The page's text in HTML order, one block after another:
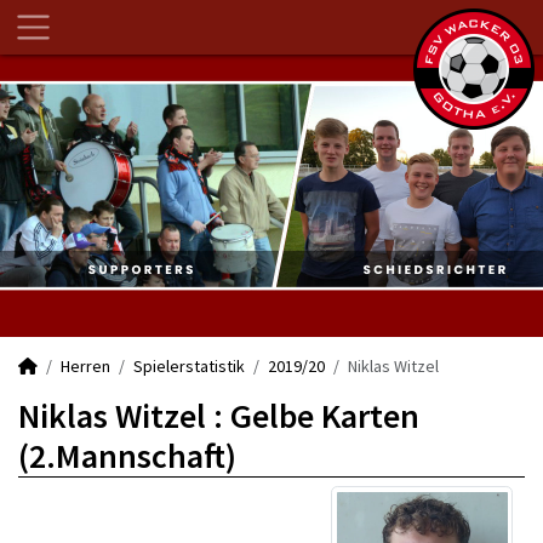
Herren Spielerstatistik 2019/20 Niklas Witzel
Niklas Witzel : Gelbe Karten
(2.Mannschaft)